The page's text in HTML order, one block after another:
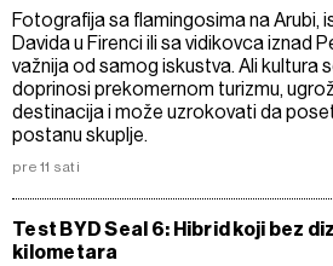
Fotografija sa flamingosima na Arubi,
Davida u Firenci ili sa vidikovca iznad
važnija od samog iskustva. Ali kultura
doprinosi prekomernom turizmu,
destinacija i može uzrokovati da
postanu skuplje.
pre 11 sati
Test BYD Seal 6: Hibrid koji bez
kilometara